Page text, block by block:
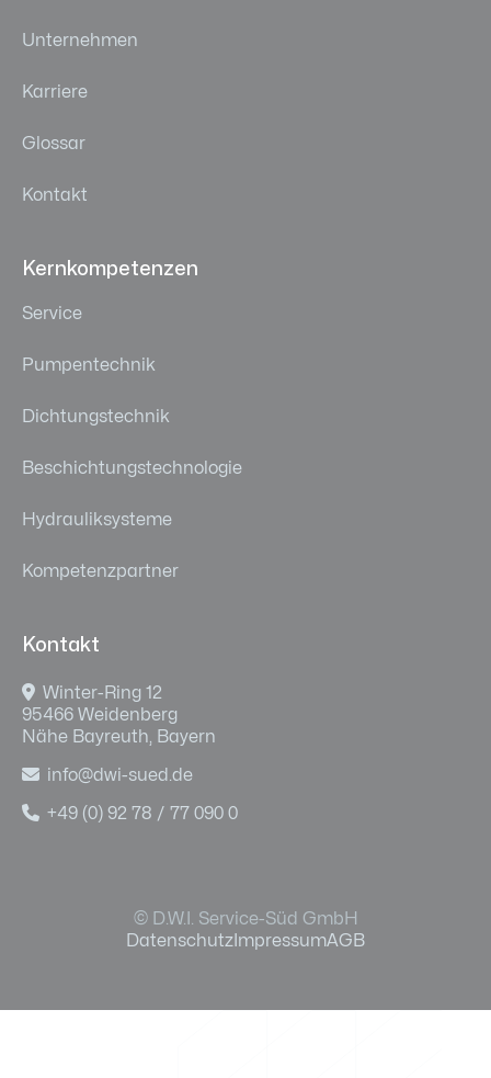
Unternehmen
Karriere
Glossar
Kontakt
Kernkompetenzen
Service
Pumpentechnik
Dichtungstechnik
Beschichtungstechnologie
Hydrauliksysteme
Kompetenzpartner
Kontakt
 Winter-Ring 12
95466 Weidenberg
Nähe Bayreuth, Bayern
 info@dwi-sued.de
 +49 (0) 92 78 / 77 090 0
Datenschutz ImpressumAGB
© D.W.I. Service-Süd GmbH